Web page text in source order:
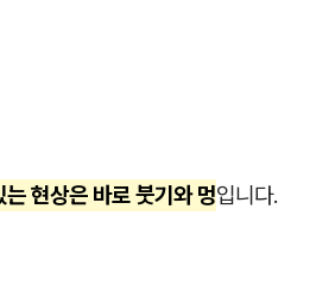
현상은 바로 붓기와 멍입니다.